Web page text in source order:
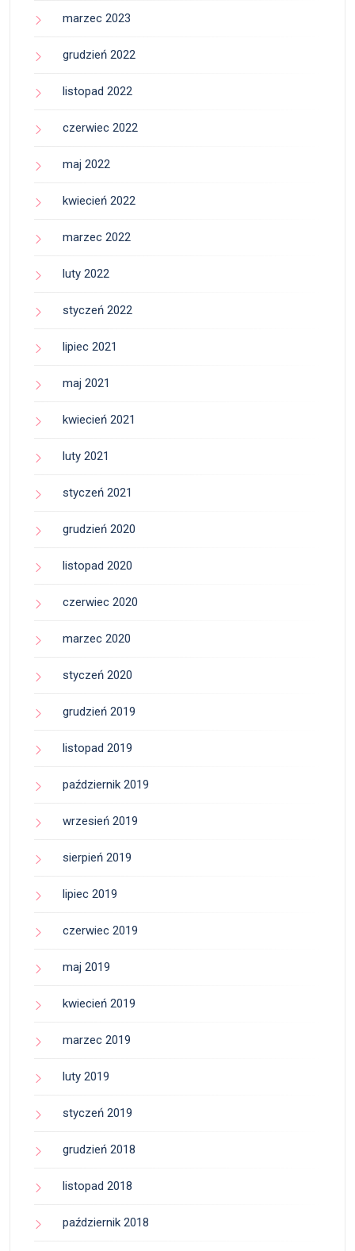
marzec 2023
grudzień 2022
listopad 2022
czerwiec 2022
maj 2022
kwiecień 2022
marzec 2022
luty 2022
styczeń 2022
lipiec 2021
maj 2021
kwiecień 2021
luty 2021
styczeń 2021
grudzień 2020
listopad 2020
czerwiec 2020
marzec 2020
styczeń 2020
grudzień 2019
listopad 2019
październik 2019
wrzesień 2019
sierpień 2019
lipiec 2019
czerwiec 2019
maj 2019
kwiecień 2019
marzec 2019
luty 2019
styczeń 2019
grudzień 2018
listopad 2018
październik 2018